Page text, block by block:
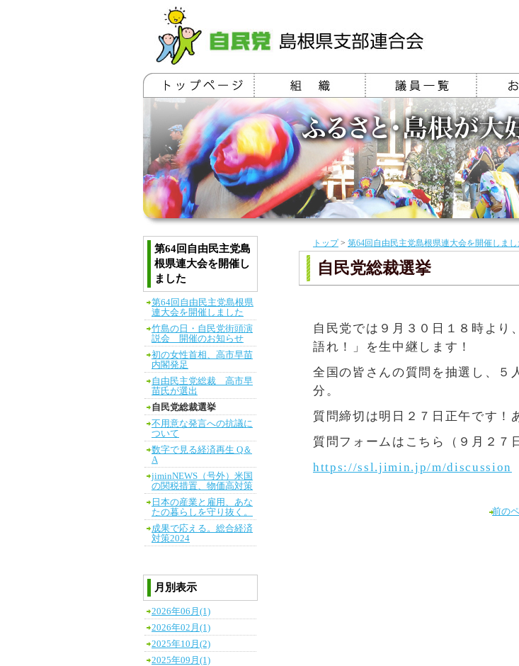
トップ> 第64回自由民主党島根県連大会を開催しまし
自民党総裁選挙
自民党では９月３０日１８時より
語れ！」を生中継します！
全国の皆さんの質問を抽選し、５
分。
質問締切は明日２７日正午です！
質問フォームはこちら（９月２７
https://ssl.jimin.jp/m/discussion
前の
第64回自由民主党島
根県連大会を開催し
ました
第64回自由民主党島根県
連大会を開催しました
竹島の日・自民党街頭演
説会 開催のお知らせ
初の女性首相、高市早苗
内閣発足
自由民主党総裁 高市早
苗氏が選出
自民党総裁選挙
不用意な発言への抗議に
ついて
数字で見る経済再生 Q＆
A
jiminNEWS（号外）米国
の関税措置、物価高対策
日本の産業と雇用、あな
たの暮らしを守り抜く。
成果で応える。総合経済
対策2024
月別表示
2026年06月(1)
2026年02月(1)
2025年10月(2)
2025年09月(1)